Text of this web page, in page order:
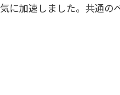
に加速しました。共通の